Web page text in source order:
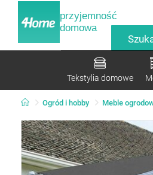
przyjemność
domowa
Tekstylia domowe
Ogród i hobby Meble